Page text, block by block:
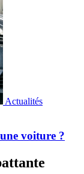
Actualités
voiture ?